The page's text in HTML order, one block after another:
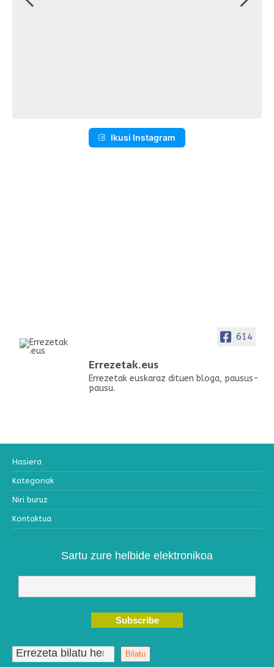
Ikusi Instagram
614
Errezetak.eus
Errezetak euskaraz dituen bloga, pausus-
pausu.
Hasiera
Kategoriak
Niri buruz
Kontaktua
Sartu zure helbide elektronikoa
Bilatu